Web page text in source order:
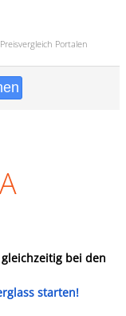
Preisvergleich Portalen
bei den
starten!